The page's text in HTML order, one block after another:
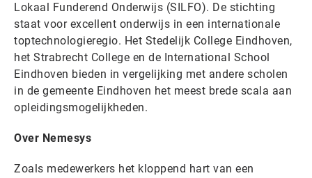
Lokaal Funderend Onderwijs (SILFO). De stichting
staat voor excellent onderwijs in een internationale
toptechnologieregio. Het Stedelijk College Eindhoven,
het Strabrecht College en de International School
Eindhoven bieden in vergelijking met andere scholen
in de gemeente Eindhoven het meest brede scala aan
opleidingsmogelijkheden.
Over Nemesys
Zoals medewerkers het kloppend hart van een